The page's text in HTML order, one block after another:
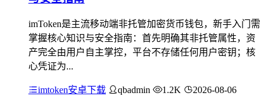
imToken是主流移动端非托管加密货币钱包，新手入门需
掌握核心知识与安全指南：首先明确其非托管属性，资
产完全由用户自主掌控，平台不存储任何用户密钥；核
心凭证为...
imtoken安卓下载 qbadmin 1.2K 2026-08-06